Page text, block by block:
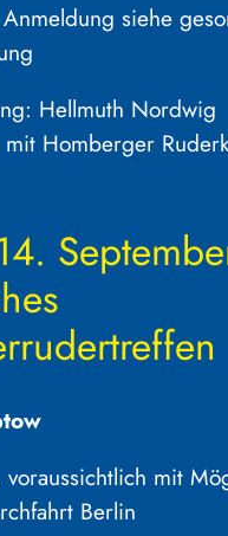
siehe
Hellmuth Nordwig
Homberger
voraussichtlich mit
Berlin